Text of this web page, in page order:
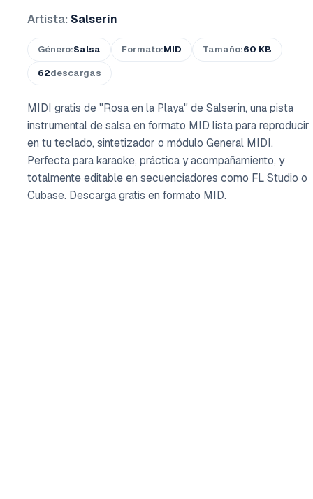
Artista: Salserin
Género:Salsa Formato:MID Tamaño:60 KB
62descargas
MIDI gratis de "Rosa en la Playa" de Salserin, una pista
instrumental de salsa en formato MID lista para reproducir
en tu teclado, sintetizador o módulo General MIDI.
Perfecta para karaoke, práctica y acompañamiento, y
totalmente editable en secuenciadores como FL Studio o
Cubase. Descarga gratis en formato MID.